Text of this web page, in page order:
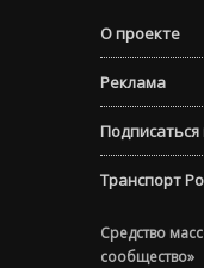
О проекте
Реклама
Транспорт
Средство
сообщество»